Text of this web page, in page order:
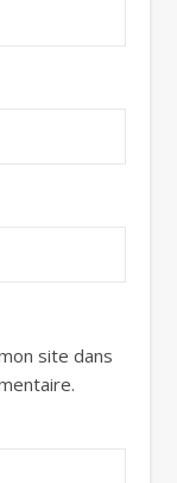
site dans